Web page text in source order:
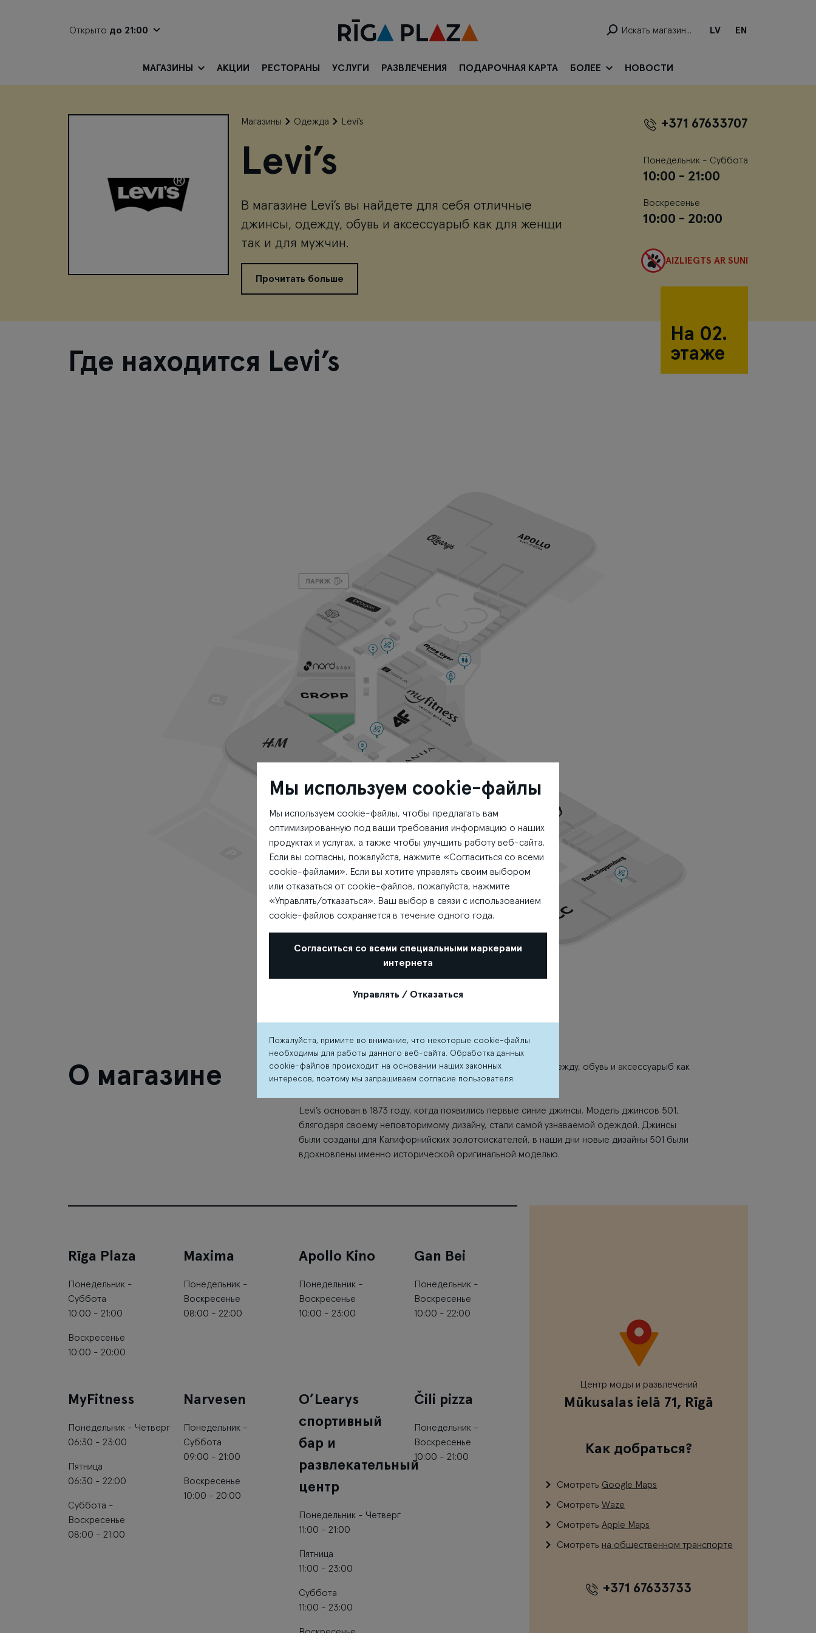
Открыто до 21:00 LV EN
МАГАЗИНЫ АКЦИИ РЕСТОРАНЫ УСЛУГИ РАЗВЛЕЧЕНИЯ ПОДАРОЧНАЯ КАРТА БОЛЕЕ НОВОСТИ
Магазины Одежда Levi’s
Levi’s
В магазине Levi’s вы найдете для себя отличные
джинсы, одежду, обувь и аксессуарыб как для женщи
так и для мужчин.
Прочитать больше
+371 67633707
Понедельник - Суббота
10:00 - 21:00
Воскресенье
10:00 - 20:00
AIZLIEGTS AR SUNI
На 02.
этаже
Где находится Levi’s
О магазине
В магазине Levi’s вы найдете для себя отличные джинсы, одежду, обувь и аксессуарыб как
для женщи так и для мужчин.
Levi’s основан в 1873 году, когда появились первые синие джинсы. Модель джинсов 501,
блягодаря своему неповторимому дизайну, стали самой узнаваемой одеждой. Джинсы
были созданы для Калифорнийских золотоискателей, в наши дни новые дизайны 501 были
вдохновлены именно исторической оригинальной моделью.
Rīga Plaza
Понедельник -
Суббота
10:00 - 21:00
Воскресенье
10:00 - 20:00
Maxima
Понедельник -
Воскресенье
08:00 - 22:00
Apollo Kino
Понедельник -
Воскресенье
10:00 - 23:00
Gan Bei
Понедельник -
Воскресенье
10:00 - 22:00
MyFitness
Понедельник - Четверг
06:30 - 23:00
Пятница
06:30 - 22:00
Суббота -
Воскресенье
08:00 - 21:00
Narvesen
Понедельник -
Суббота
09:00 - 21:00
Воскресенье
10:00 - 20:00
O’Learys
спортивный
бар и
развлекательный
центр
Понедельник - Четверг
11:00 - 21:00
Пятница
11:00 - 23:00
Суббота
11:00 - 23:00
Čili pizza
Понедельник -
Воскресенье
10:00 - 21:00
Центр моды и развлечений
Mūkusalas ielā 71, Rīgā
Как добраться?
Смотреть Google Maps
Смотреть Waze
Смотреть Apple Maps
Смотреть на общественном транспорте
+371 67633733
Мы используем cookie-файлы
Мы используем cookie-файлы, чтобы предлагать вам
оптимизированную под ваши требования информацию о наших
продуктах и услугах, а также чтобы улучшить работу веб-сайта.
Если вы согласны, пожалуйста, нажмите «Согласиться со всеми
cookie-файлами». Если вы хотите управлять своим выбором
или отказаться от cookie-файлов, пожалуйста, нажмите
«Управлять/отказаться». Ваш выбор в связи с использованием
cookie-файлов сохраняется в течение одного года.
Согласиться со всеми специальными маркерами
интернета
Управлять / Отказаться
Пожалуйста, примите во внимание, что некоторые cookie-файлы
необходимы для работы данного веб-сайта. Обработка данных
cookie-файлов происходит на основании наших законных
интересов, поэтому мы запрашиваем согласие пользователя.